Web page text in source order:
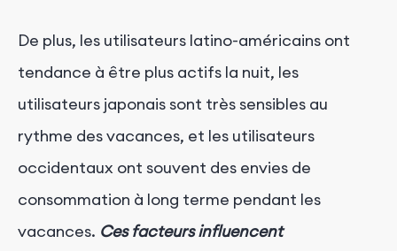
De plus, les utilisateurs latino-américains ont
tendance à être plus actifs la nuit, les
utilisateurs japonais sont très sensibles au
rythme des vacances, et les utilisateurs
occidentaux ont souvent des envies de
consommation à long terme pendant les
vacances. Ces facteurs influencent